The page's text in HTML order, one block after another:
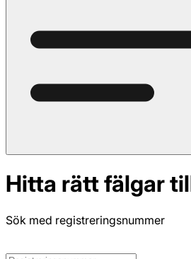
Hitta rätt fälgar
Sök med registreringsnummer